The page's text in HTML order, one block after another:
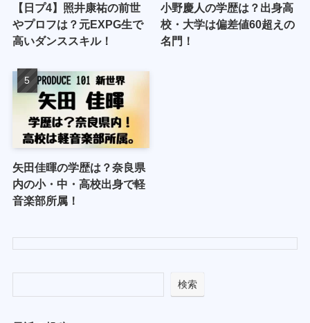
【日プ4】照井康祐の前世
やプロフは？元EXPG生で
高いダンススキル！
小野慶人の学歴は？出身高
校・大学は偏差値60超えの
名門！
矢田佳暉の学歴は？奈良県
内の小・中・高校出身で軽
音楽部所属！
検索